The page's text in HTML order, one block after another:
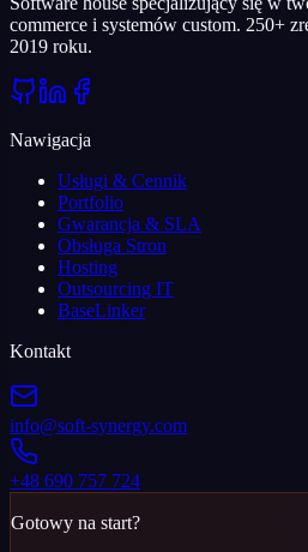
commerce i systemów custom. 250+
2019 roku.
Nawigacja
Usługi & Cennik
Portfolio
Gwarancja & SLA
Obsługa Stron
Hosting
Outsourcing IT
BaseLinker
Kontakt
info@soft-synergy.com
+48 690 757 724
Gotowy na start?